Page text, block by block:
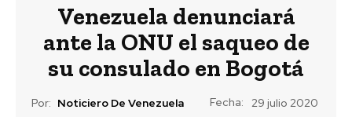
Venezuela denunciará
ante la ONU el saqueo de
su consulado en Bogotá
Por: Noticiero De Venezuela Fecha: 29 julio 2020